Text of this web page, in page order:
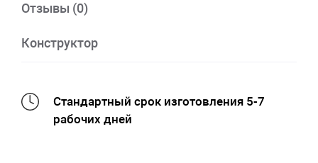
Отзывы (0)
Конструктор
Стандартный срок изготовления 5-7
рабочих дней